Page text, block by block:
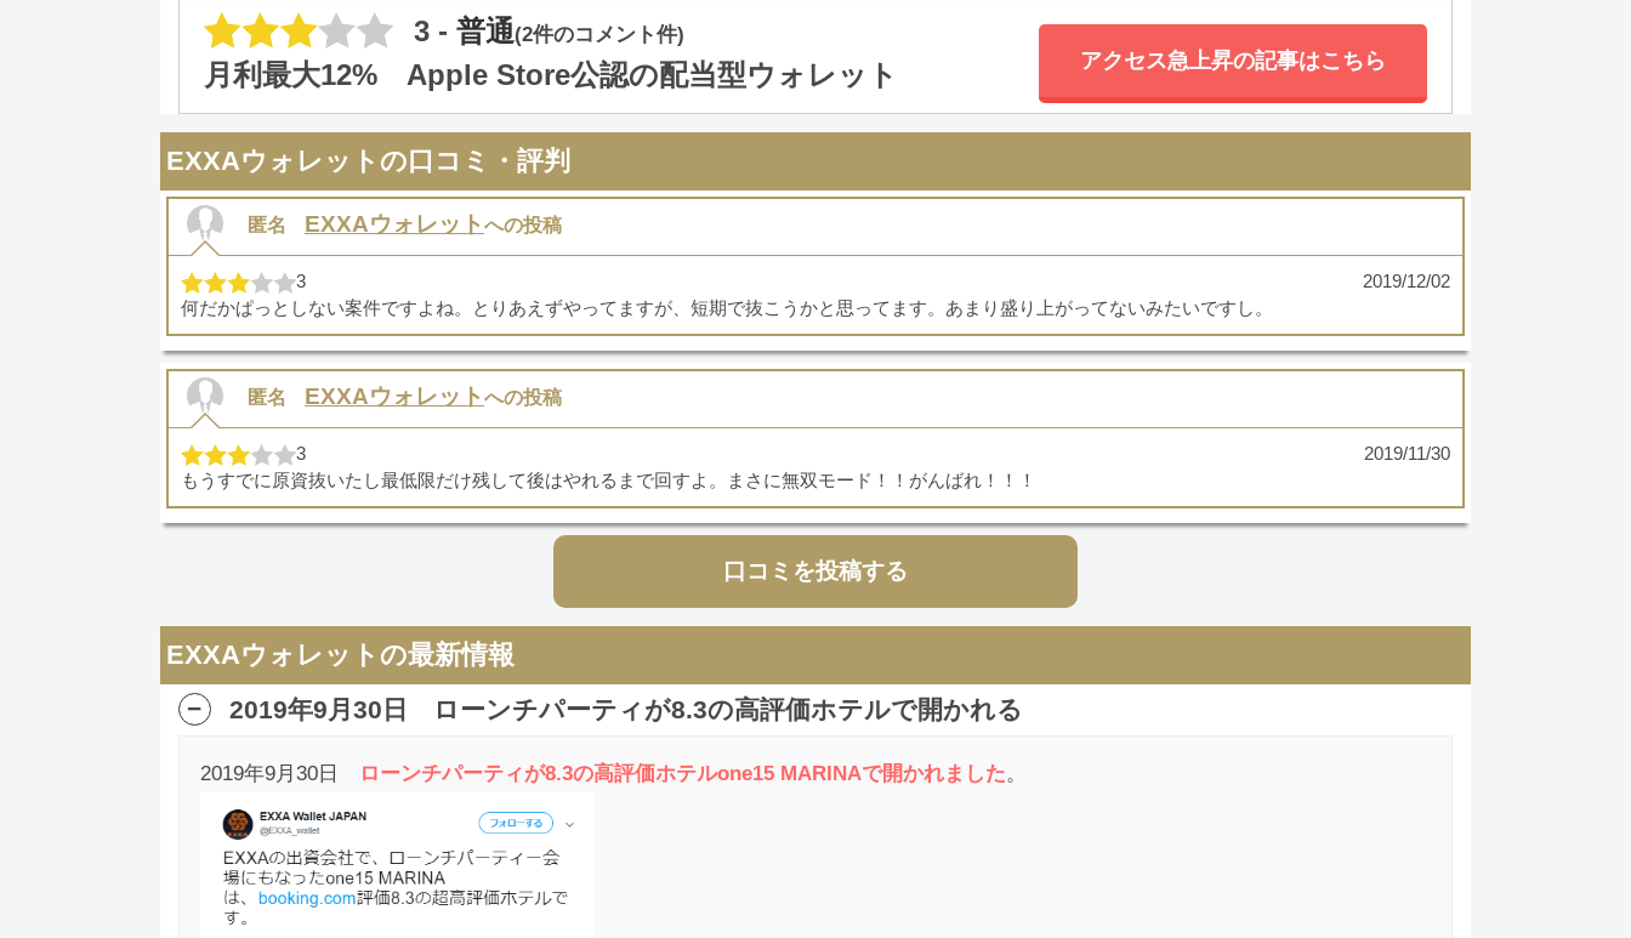
アクセス急上昇の記事はこちら
3 - 普通(2件のコメント件)
月利最大12% Apple Store公認の配当型ウォレット
EXXAウォレットの口コミ・評判
匿名 EXXAウォレットへの投稿
2019/12/02
3
何だかぱっとしない案件ですよね。とりあえずやってますが、短期で抜こうかと思ってます。あまり盛り上がってないみたいですし。
匿名 EXXAウォレットへの投稿
2019/11/30
3
もうすでに原資抜いたし最低限だけ残して後はやれるまで回すよ。まさに無双モード！！がんばれ！！！
口コミを投稿する
EXXAウォレットの最新情報
2019年9月30日 ローンチパーティが8.3の高評価ホテルで開かれる
2019年9月30日 ローンチパーティが8.3の高評価ホテルone15 MARINAで開かれました。